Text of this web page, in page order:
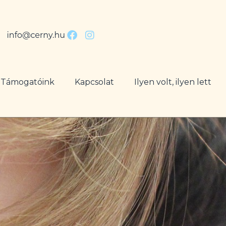
Támogatóink Kapcsolat Ilyen volt, ilyen lett